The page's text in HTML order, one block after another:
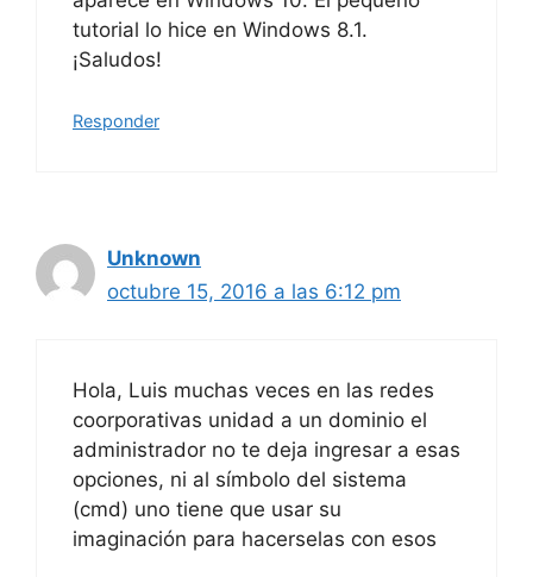
tutorial lo hice en Windows 8.1.
¡Saludos!
Responder
Unknown
octubre 15, 2016 a las 6:12 pm
Hola, Luis muchas veces en las redes
coorporativas unidad a un dominio el
administrador no te deja ingresar a esas
opciones, ni al símbolo del sistema
(cmd) uno tiene que usar su
imaginación para hacerselas con esos